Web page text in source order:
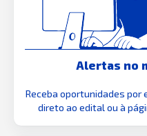
Alertas no
Receba oportunidades por
direto ao edital ou à